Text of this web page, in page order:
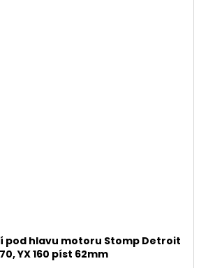
pod hlavu motoru Stomp Detroit
YX 160 píst 62mm